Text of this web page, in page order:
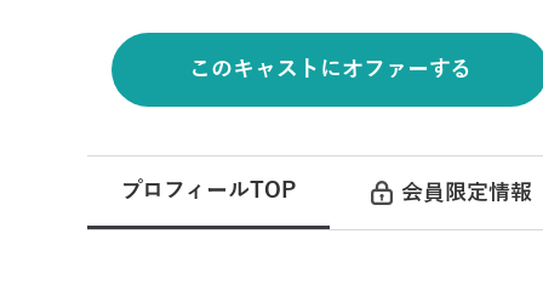
このキャストにオファーする
プロフィールTOP 会員限定情報